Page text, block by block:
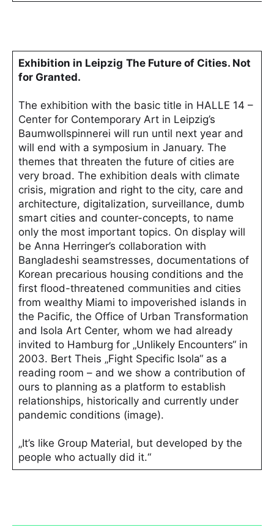
Exhibition in Leipzig The Future of Cities. Not
for Granted.
The exhibition with the basic title in HALLE 14 –
Center for Contemporary Art in Leipzig’s
Baumwollspinnerei will run until next year and
will end with a symposium in January. The
themes that threaten the future of cities are
very broad. The exhibition deals with climate
crisis, migration and right to the city, care and
architecture, digitalization, surveillance, dumb
smart cities and counter-concepts, to name
only the most important topics. On display will
be Anna Herringer’s collaboration with
Bangladeshi seamstresses, documentations of
Korean precarious housing conditions and the
first flood-threatened communities and cities
from wealthy Miami to impoverished islands in
the Pacific, the Office of Urban Transformation
and Isola Art Center, whom we had already
invited to Hamburg for „Unlikely Encounters“ in
2003. Bert Theis „Fight Specific Isola“ as a
reading room – and we show a contribution of
ours to planning as a platform to establish
relationships, historically and currently under
pandemic conditions (image).
„It’s like Group Material, but developed by the
people who actually did it.“